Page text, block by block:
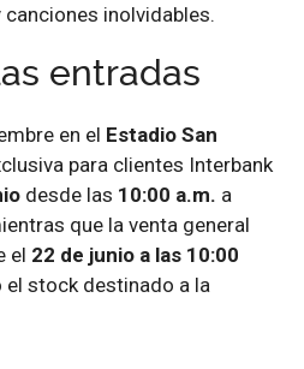
inolvidables.
entradas
en el Estadio San
para clientes Interbank
desde las 10:00 a.m. a
que la venta general
el 22 de junio a las 10:00
el stock destinado a la